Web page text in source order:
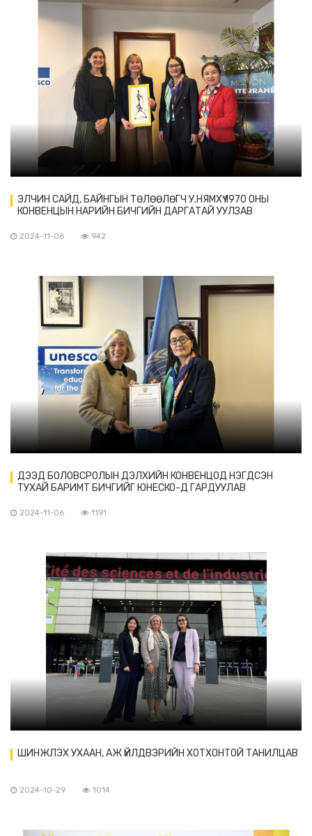
ЭЛЧИН САЙД, БАЙНГЫН ТӨЛӨӨЛӨГЧ У.НЯМХҮҮ 1970 ОНЫ
КОНВЕНЦЫН НАРИЙН БИЧГИЙН ДАРГАТАЙ УУЛЗАВ
2024-11-06 942
ДЭЭД БОЛОВСРОЛЫН ДЭЛХИЙН КОНВЕНЦОД НЭГДСЭН
ТУХАЙ БАРИМТ БИЧГИЙГ ЮНЕСКО-Д ГАРДУУЛАВ
2024-11-06 1191
ШИНЖЛЭХ УХААН, АЖ ҮЙЛДВЭРИЙН ХОТХОНТОЙ ТАНИЛЦАВ
2024-10-29 1014